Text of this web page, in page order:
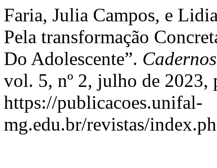
Faria, Julia Campos, e
Pela transformação
Do Adolescente”.
vol. 5, nº 2, julho de 2023,
https://publicacoes.unifal-
mg.edu.br/revistas/